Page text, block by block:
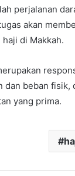
perjalanan
akan
di Makkah.
dan beban
yang prima.